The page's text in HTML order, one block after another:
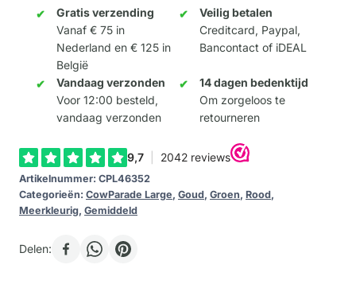
(Large)
aantal
Gratis verzending
Vanaf € 75 in
Nederland en € 125 in
België
Veilig betalen
Creditcard, Paypal,
Bancontact of iDEAL
Vandaag verzonden
Voor 12:00 besteld,
vandaag verzonden
14 dagen bedenktijd
Om zorgeloos te
retourneren
Artikelnummer: CPL46352
Categorieën: CowParade Large, Goud, Groen, Rood,
Meerkleurig, Gemiddeld
Delen: